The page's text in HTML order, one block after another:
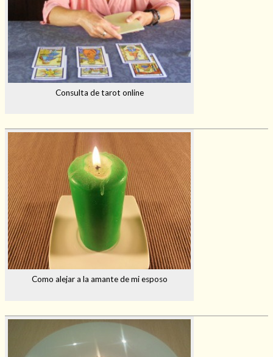
Consulta de tarot online
Como alejar a la amante de mi esposo